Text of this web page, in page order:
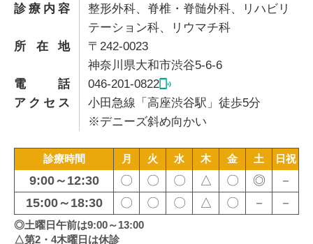
診療内容
整形外科、脊椎・脊髄外科、リハビリ
テーション科、リウマチ科
所在地
〒242-0023
神奈川県大和市渋谷5-6-6
電話
046-201-0822
アクセス
小田急線「高座渋谷駅」徒歩5分
※デニーズ斜め向かい